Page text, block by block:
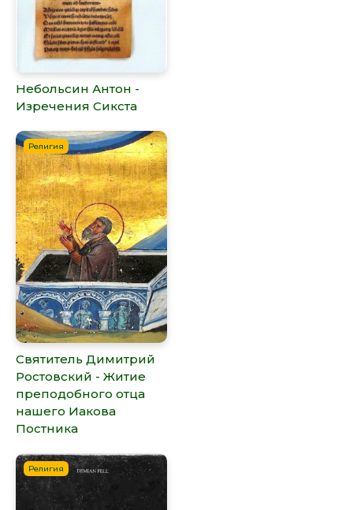
Небольсин Антон -
Изречения Сикста
Религия
Святитель Димитрий
Ростовский - Житие
преподобного отца
нашего Иакова
Постника
Религия